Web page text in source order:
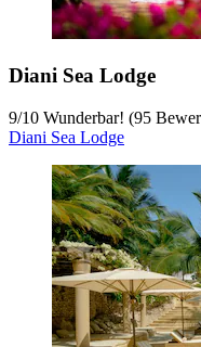
Diani Sea Lodge
9/10 Wunderbar! (95
Diani Sea Lodge